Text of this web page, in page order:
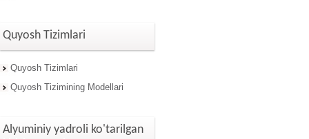
Quyosh Tizimlari
Quyosh Tizimlari
Quyosh Tizimining Modellari
Alyuminiy yadroli ko'tarilgan